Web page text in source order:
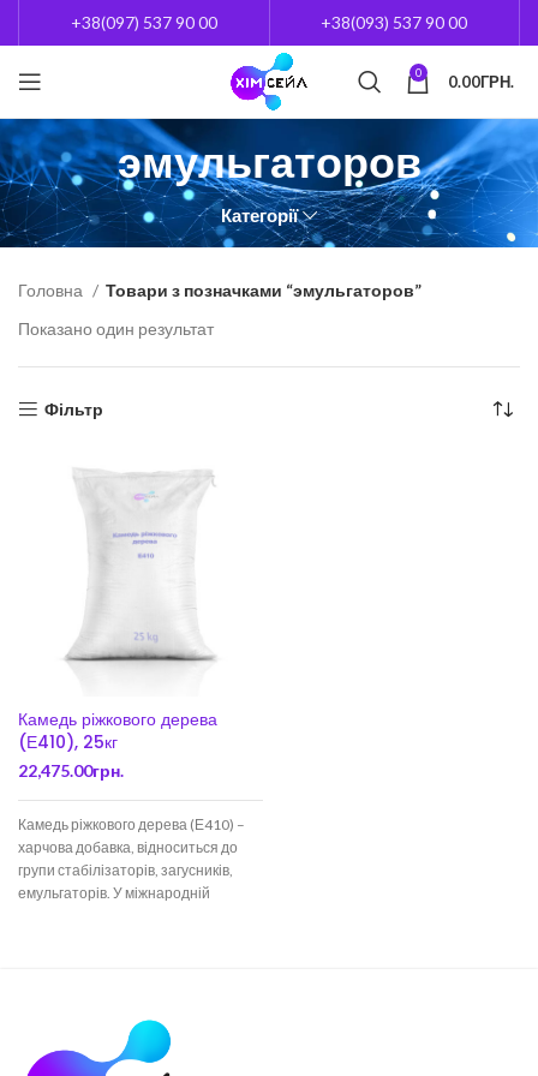
+38(097) 537 90 00 +38(093) 537 90 00
0 0.00ГРН.
эмульгаторов
Категорії
Головна
Товари з позначками “эмульгаторов”
Показано один результат
Фільтр
Камедь ріжкового дерева
(Е410), 25кг
22,475.00грн.
Камедь ріжкового дерева (Е410) –
харчова добавка, відноситься до
групи стабілізаторів, загусників,
емульгаторів. У міжнародній